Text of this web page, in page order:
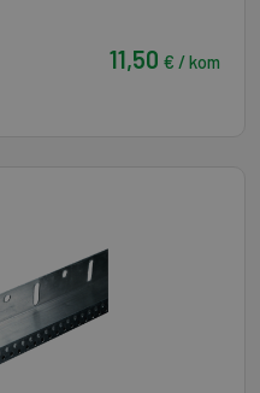
11,50 € / kom